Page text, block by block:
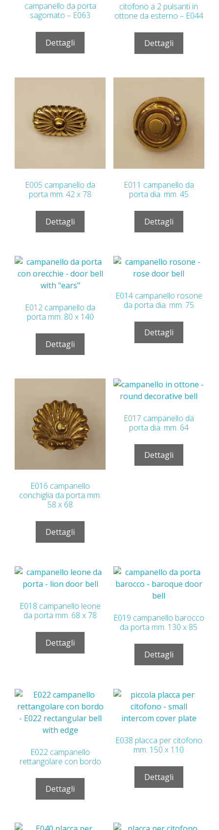
campanello da porta
sagomato – E063
Dettagli
citofono a 2 pulsanti in
ottone da esterno – E044
Dettagli
E005 campanello da
porta mm. 42 x 78
Dettagli
E011 campanello da
porta dia. mm. 45
Dettagli
E012 campanello da
porta mm. 80 x 140
Dettagli
E014 campanello rosone
da porta dia. mm. 75
Dettagli
E016 campanello
conchiglia da porta mm.
58 x 68
Dettagli
E017 campanello da
porta dia. mm. 64
Dettagli
E018 campanello leone
da porta mm. 68 x 78
Dettagli
E019 campanello barocco
da porta mm. 130 x 85
Dettagli
E022 campanello
rettangolare con bordo
Dettagli
E038 placca per citofono
mm. 150 x 110
Dettagli